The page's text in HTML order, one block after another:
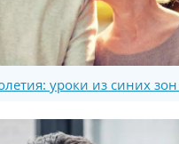
уроки из синих